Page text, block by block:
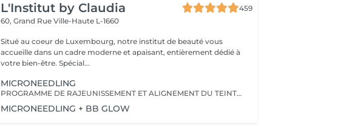
L'Institut by Claudia
459
60, Grand RueVille-Haute L-1660
Situé au coeur de Luxembourg, notre institut de beauté vous
accueille dans un cadre moderne et apaisant, entièrement dédié à
votre bien-être. Spécial...
MICRONEEDLING
PROGRAMME DE RAJEUNISSEMENT ET ALIGNEMENT DU TEINT DE LA PEAU
MICRONEEDLING + BB GLOW